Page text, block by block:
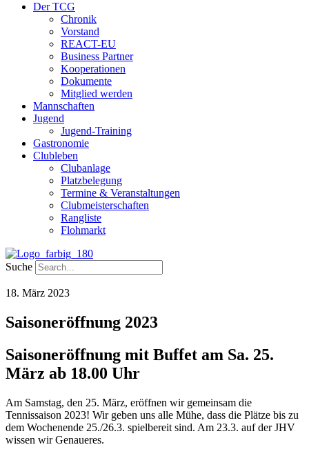
Der TCG
Chronik
Vorstand
REACT-EU
Business Partner
Kooperationen
Dokumente
Mitglied werden
Mannschaften
Jugend
Jugend-Training
Gastronomie
Clubleben
Clubanlage
Platzbelegung
Termine & Veranstaltungen
Clubmeisterschaften
Rangliste
Flohmarkt
Suche
18. März 2023
Saisoneröffnung 2023
Saisoneröffnung mit Buffet am Sa. 25.
März ab 18.00 Uhr
Am Samstag, den 25. März, eröffnen wir gemeinsam die
Tennissaison 2023! Wir geben uns alle Mühe, dass die Plätze bis zu
dem Wochenende 25./26.3. spielbereit sind. Am 23.3. auf der JHV
wissen wir Genaueres.